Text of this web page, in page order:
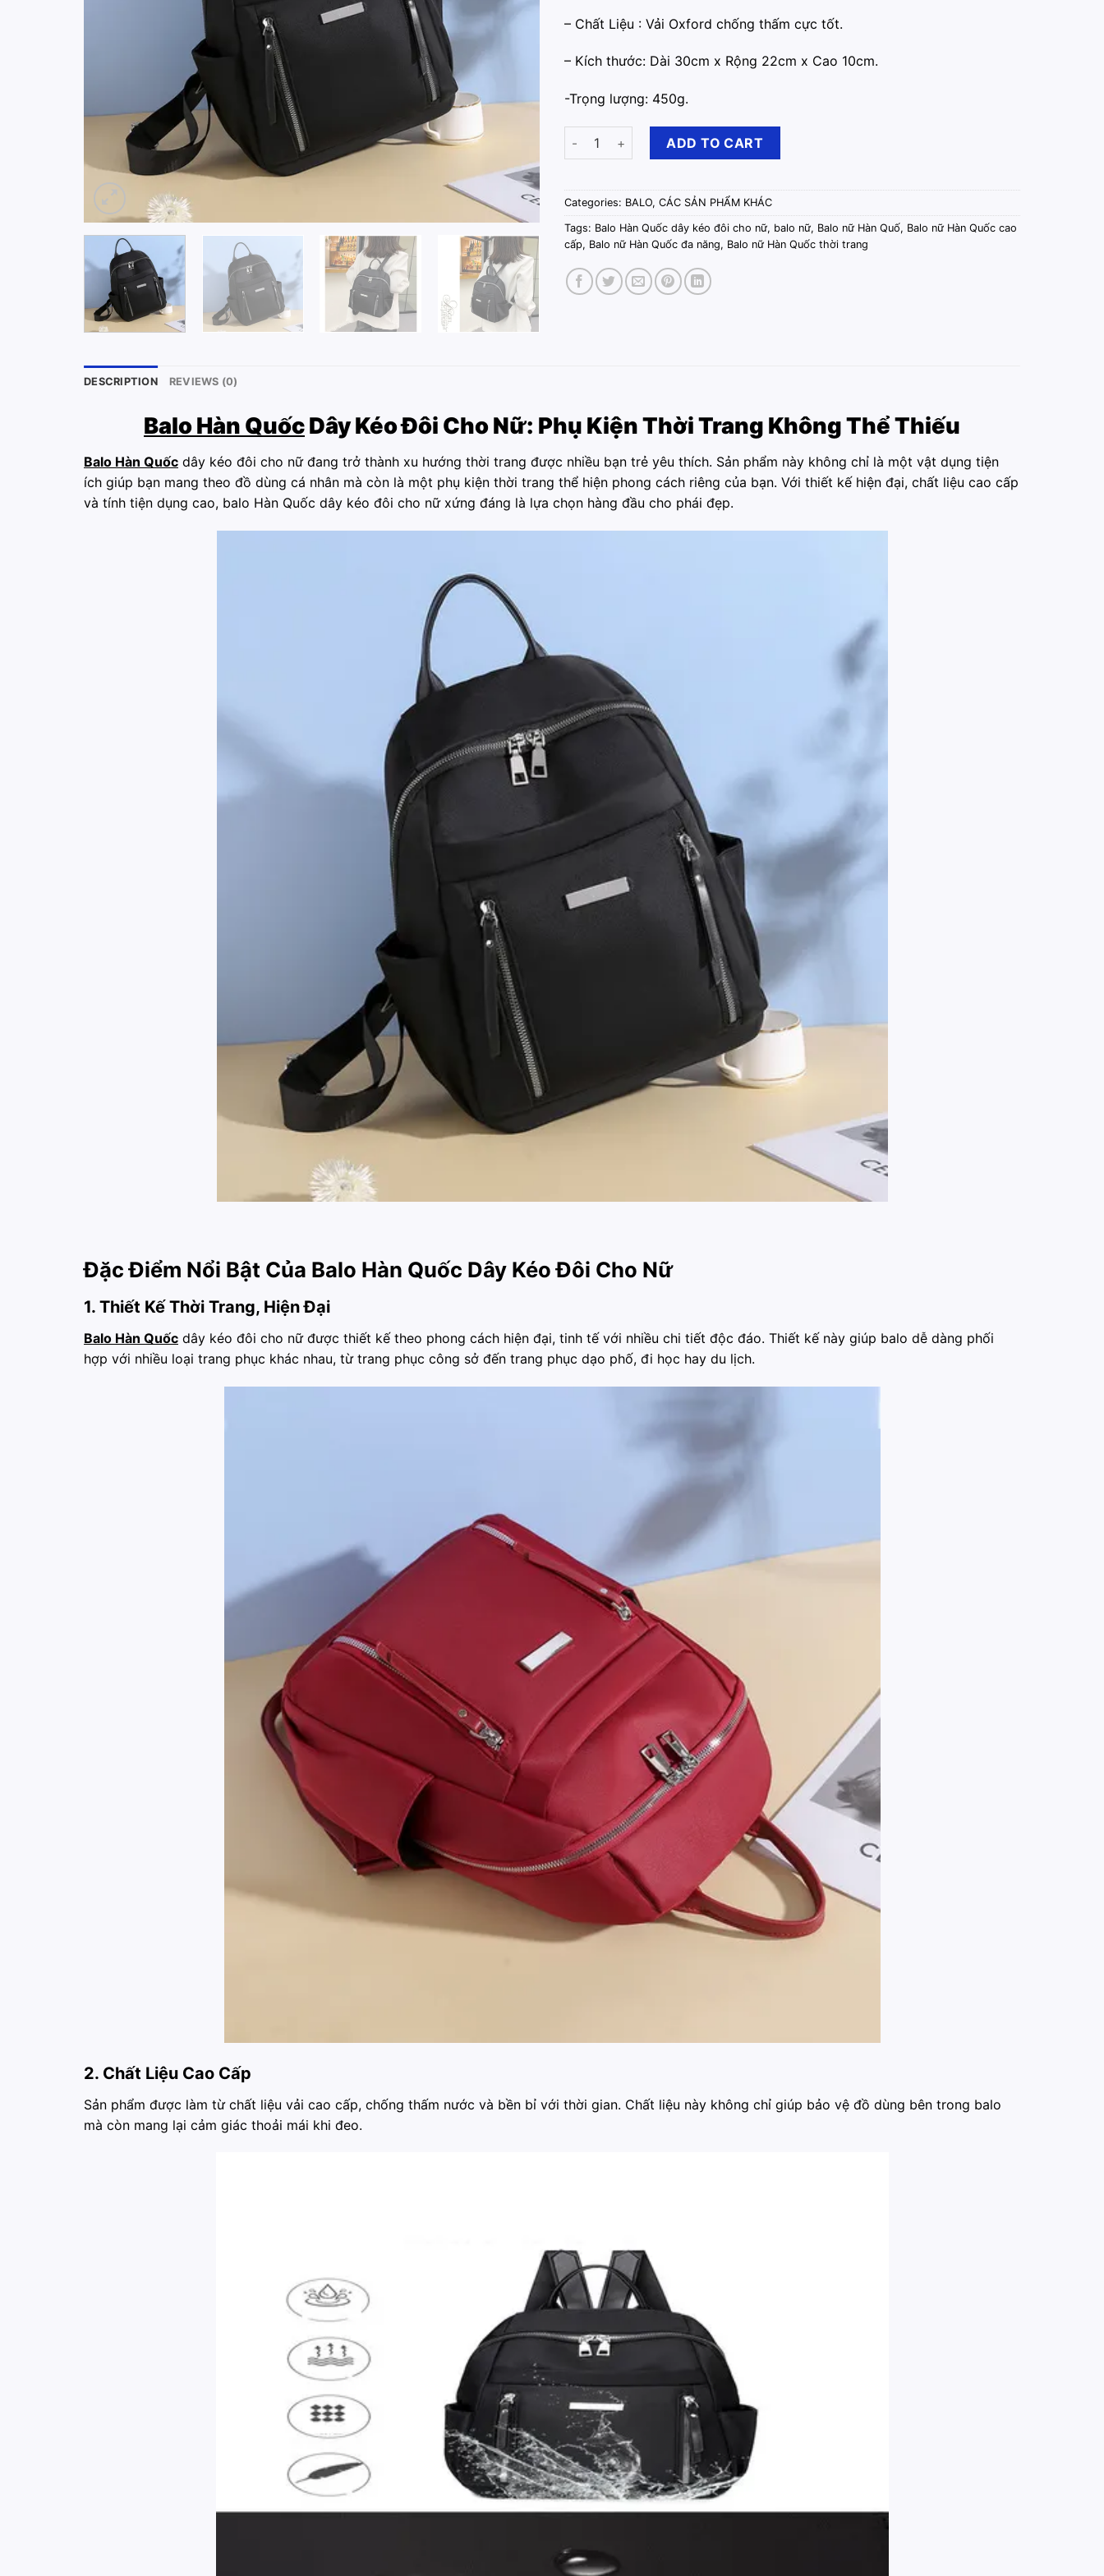
– Chất Liệu : Vải Oxford chống thấm cực tốt.
– Kích thước: Dài 30cm x Rộng 22cm x Cao 10cm.
-Trọng lượng: 450g.
Balo Hàn Quốc Dây Kéo Đôi Màu Đen quantity
ADD TO CART
Categories: BALO, CÁC SẢN PHẨM KHÁC
Tags: Balo Hàn Quốc dây kéo đôi cho nữ, balo nữ, Balo nữ Hàn Quố, Balo nữ Hàn Quốc cao
cấp, Balo nữ Hàn Quốc đa năng, Balo nữ Hàn Quốc thời trang
DESCRIPTION REVIEWS (0)
Balo Hàn QuốcDây Kéo Đôi Cho Nữ: Phụ Kiện Thời Trang Không Thể Thiếu
Balo Hàn Quốc dây kéo đôi cho nữ đang trở thành xu hướng thời trang được nhiều bạn trẻ yêu thích. Sản phẩm này không chỉ là một vật dụng tiện
ích giúp bạn mang theo đồ dùng cá nhân mà còn là một phụ kiện thời trang thể hiện phong cách riêng của bạn. Với thiết kế hiện đại, chất liệu cao cấp
và tính tiện dụng cao, balo Hàn Quốc dây kéo đôi cho nữ xứng đáng là lựa chọn hàng đầu cho phái đẹp.
Đặc Điểm Nổi Bật Của Balo Hàn Quốc Dây Kéo Đôi Cho Nữ
1. Thiết Kế Thời Trang, Hiện Đại
Balo Hàn Quốc dây kéo đôi cho nữ được thiết kế theo phong cách hiện đại, tinh tế với nhiều chi tiết độc đáo. Thiết kế này giúp balo dễ dàng phối
hợp với nhiều loại trang phục khác nhau, từ trang phục công sở đến trang phục dạo phố, đi học hay du lịch.
2. Chất Liệu Cao Cấp
Sản phẩm được làm từ chất liệu vải cao cấp, chống thấm nước và bền bỉ với thời gian. Chất liệu này không chỉ giúp bảo vệ đồ dùng bên trong balo
mà còn mang lại cảm giác thoải mái khi đeo.